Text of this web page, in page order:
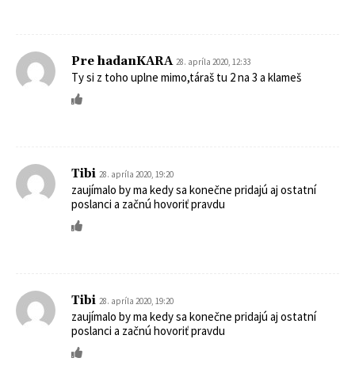
Pre hadanKARA 28. apríla 2020, 12:33
Ty si z toho uplne mimo,táraš tu 2 na 3 a klameš
Tibi 28. apríla 2020, 19:20
zaujímalo by ma kedy sa konečne pridajú aj ostatní
poslanci a začnú hovoriť pravdu
Tibi 28. apríla 2020, 19:20
zaujímalo by ma kedy sa konečne pridajú aj ostatní
poslanci a začnú hovoriť pravdu